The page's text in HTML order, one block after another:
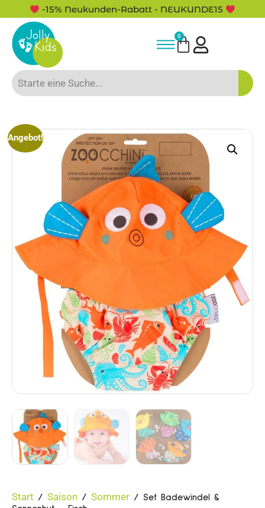
-15% Neukunden-Rabatt - NEUKUNDE15
0
Angebot!
Start / Saison / Sommer / Set Badewindel &